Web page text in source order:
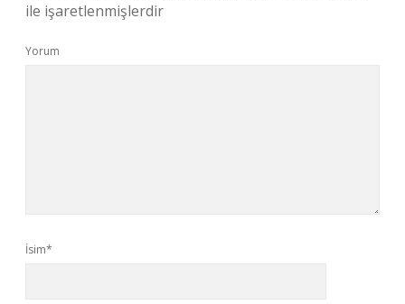
ile işaretlenmişlerdir
Yorum
İsim*